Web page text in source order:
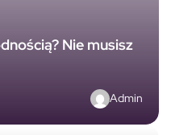
Nie musisz
Admin